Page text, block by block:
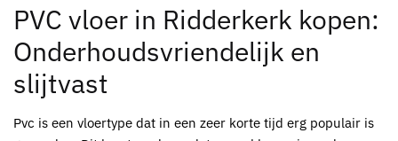
PVC vloer in Ridderkerk kopen:
Onderhoudsvriendelijk en
slijtvast
Pvc is een vloertype dat in een zeer korte tijd erg populair is